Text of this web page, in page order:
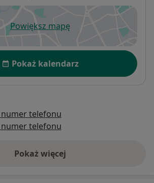
Powiększ mapęotwiera się w nowej karcie
Pokaż kalendarz
numer telefonu
numer telefonu
Pokaż więcej
o adresie